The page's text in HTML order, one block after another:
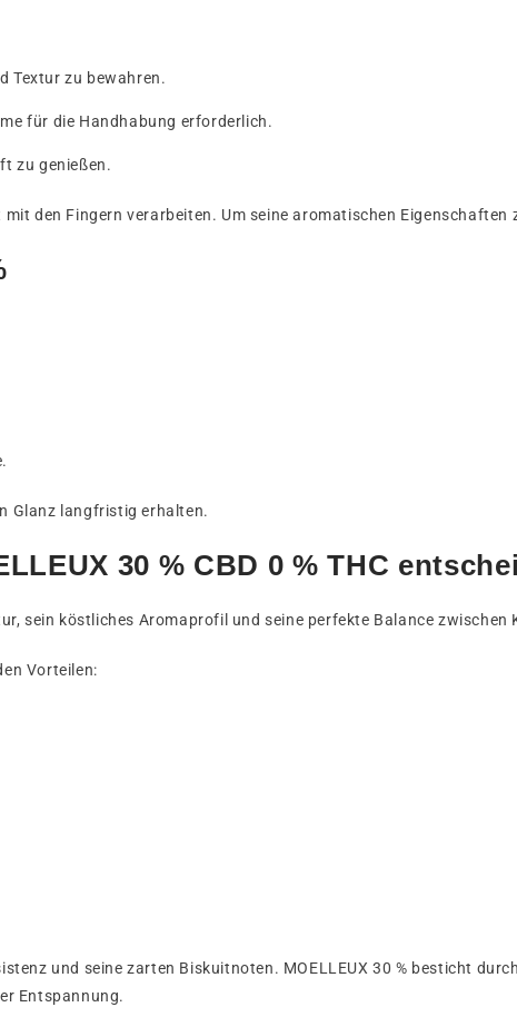
Textur zu bewahren.
für die Handhabung erforderlich.
zu genießen.
den Fingern verarbeiten. Um seine aromatischen
Glanz langfristig erhalten.
30 % CBD 0 % THC
sein köstliches Aromaprofil und seine perfekte Balance
Vorteilen:
und seine zarten Biskuitnoten. MOELLEUX 30 % besticht
Entspannung.